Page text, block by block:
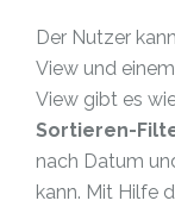
Der Nutzer
View und
View gibt es
Sortieren-
nach Datum
kann. Mit Hilfe